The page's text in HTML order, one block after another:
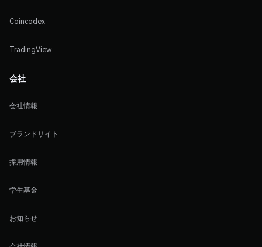
Coincodex
TradingView
会社
会社情報
ブランドサイト
採用情報
学生基金
お知らせ